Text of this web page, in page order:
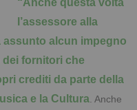
l’assessore alla
assunto alcun impegno
fornitori che
crediti da parte della
e la Cultura . Anche